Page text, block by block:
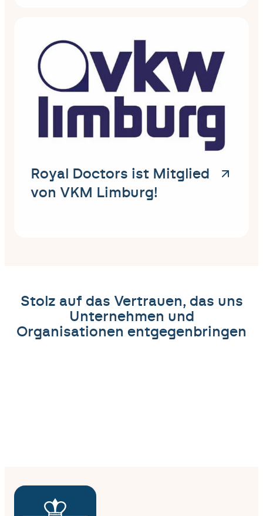
Royal Doctors ist Mitglied
von VKM Limburg!
Stolz auf das Vertrauen, das uns
Unternehmen und
Organisationen entgegenbringen